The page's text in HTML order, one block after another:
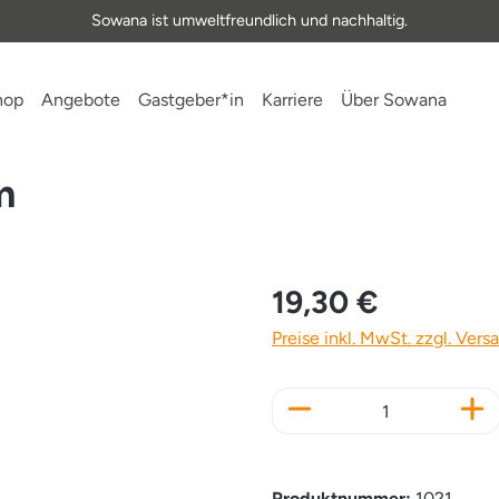
Sowana ist umweltfreundlich und nachhaltig.
Angebote Gastgeber*in Karriere Über Sowana
19,30 €
Preise inkl. MwSt. zzgl.
Produkt Anzahl: